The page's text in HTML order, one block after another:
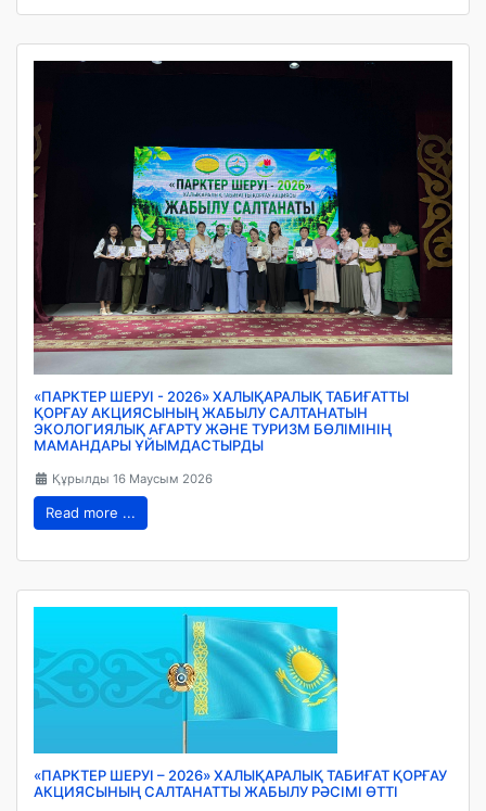
«ПАРКТЕР ШЕРУІ - 2026» ХАЛЫҚАРАЛЫҚ ТАБИҒАТТЫ
ҚОРҒАУ АКЦИЯСЫНЫҢ ЖАБЫЛУ САЛТАНАТЫН
ЭКОЛОГИЯЛЫҚ АҒАРТУ ЖӘНЕ ТУРИЗМ БӨЛІМІНІҢ
МАМАНДАРЫ ҰЙЫМДАСТЫРДЫ
Құрылды 16 Маусым 2026
Read more ...
«ПАРКТЕР ШЕРУІ – 2026» ХАЛЫҚАРАЛЫҚ ТАБИҒАТ ҚОРҒАУ
АКЦИЯСЫНЫҢ САЛТАНАТТЫ ЖАБЫЛУ РӘСІМІ ӨТТІ